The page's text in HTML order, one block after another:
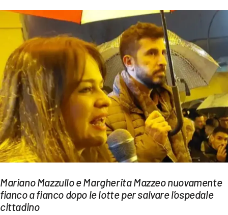
AMBIENTE
SOCIETÀ
CULTURA
ECONOMIA E LAVORO
EVENTI
SPORT
Streaming
LAC NETWORK
LAC ONAIR
Mariano Mazzullo e Margherita Mazzeo nuovamente
fianco a fianco dopo le lotte per salvare l’ospedale
cittadino